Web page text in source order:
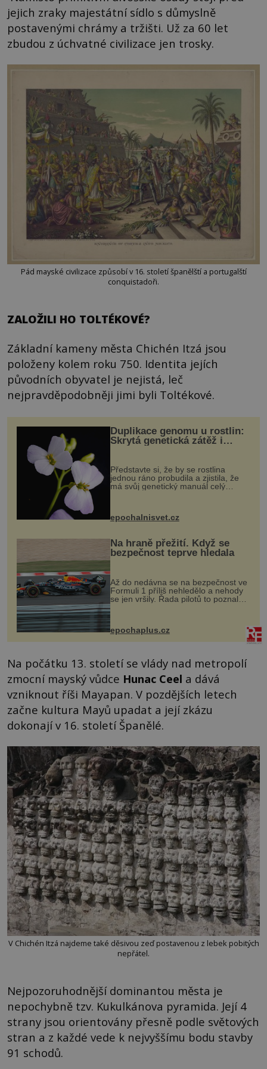
jejich zraky majestátní sídlo s důmyslně
postavenými chrámy a tržišti. Už za 60 let
zbudou z úchvatné civilizace jen trosky.
Pád mayské civilizace způsobí v 16. století španělští a portugalští
conquistadoři.
ZALOŽILI HO TOLTÉKOVÉ?
Základní kameny města Chichén Itzá jsou
položeny kolem roku 750. Identita jejích
původních obyvatel je nejistá, leč
nejpravděpodobněji jimi byli Toltékové.
Duplikace genomu u rostlin:
Skrytá genetická zátěž i
Představte si, že by se rostlina
jednou ráno probudila a zjistila, že
má svůj genetický manuál celý
vstupenka...
epochalnisvet.cz
Na hraně přežití. Když se
bezpečnost teprve hledala
Až do nedávna se na bezpečnost ve
Formuli 1 příliš nehledělo a nehody
se jen vršily. Řada pilotů to poznala
na vlastní kůži, často s trvalými
následky nebo bohužel i ztrátou
života. Dnes nepochopiteln...
epochaplus.cz
Na počátku 13. století se vlády nad metropolí
zmocní mayský vůdce Hunac Ceel a dává
vzniknout říši Mayapan. V pozdějších letech
začne kultura Mayů upadat a její zkázu
dokonají v 16. století Španělé.
V Chichén Itzá najdeme také děsivou zeď postavenou z lebek pobitých
nepřátel.
Nejpozoruhodnější dominantou města je
nepochybně tzv. Kukulkánova pyramida. Její 4
strany jsou orientovány přesně podle světových
stran a z každé vede k nejvyššímu bodu stavby
91 schodů.